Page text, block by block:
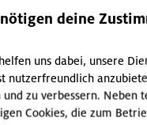
deine
uns dabei, unsere
nutzerfreundlich
und zu verbessern. Neben
Cookies, die zum